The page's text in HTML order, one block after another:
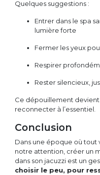
Quelques suggestions :
Entrer dans le spa
lumière forte
Fermer les yeux
Respirer
Rester silencieux,
Ce dépouillement devient
reconnecter à l’essentiel.
Conclusion
Dans une époque où
notre attention, créer un
dans son jacuzzi est un
choisir le peu, pour